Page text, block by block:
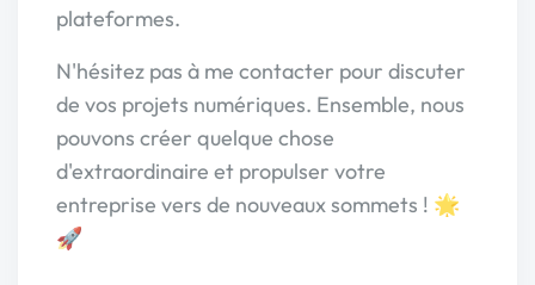
plateformes.
N'hésitez pas à me contacter pour discuter
de vos projets numériques. Ensemble, nous
pouvons créer quelque chose
d'extraordinaire et propulser votre
entreprise vers de nouveaux sommets ! 🌟
🚀